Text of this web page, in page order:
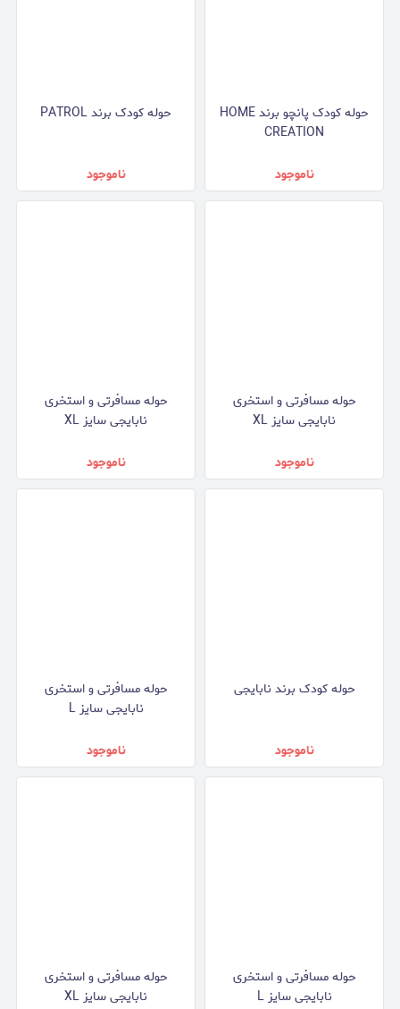
حوله کودک پانچو برند HOME
CREATION
ناموجود
حوله کودک برند PATROL
ناموجود
حوله مسافرتی و استخری
نابایجی سایز XL
ناموجود
حوله مسافرتی و استخری
نابایجی سایز XL
ناموجود
حوله کودک برند نابایجی
ناموجود
حوله مسافرتی و استخری
نابایجی سایز L
ناموجود
حوله مسافرتی و استخری
نابایجی سایز L
حوله مسافرتی و استخری
نابایجی سایز XL